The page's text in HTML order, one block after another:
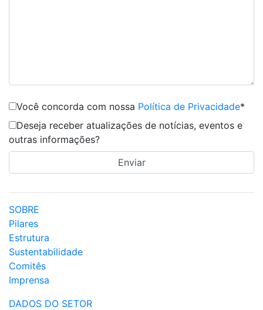
Você concorda com nossa Política de Privacidade*
Deseja receber atualizações de notícias, eventos e
outras informações?
SOBRE
Pilares
Estrutura
Sustentabilidade
Comitês
Imprensa
DADOS DO SETOR